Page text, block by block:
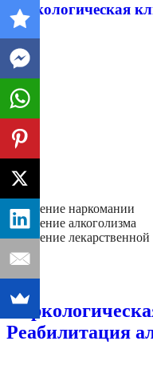
Наркологическая
- лечение наркомании
- лечение алкоголизма
- лечение
Далее
Реабилитация